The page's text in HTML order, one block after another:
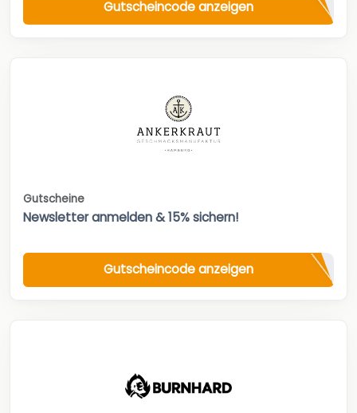
Gutscheincode anzeigen
Gutscheine
Newsletter anmelden & 15% sichern!
Gutscheincode anzeigen